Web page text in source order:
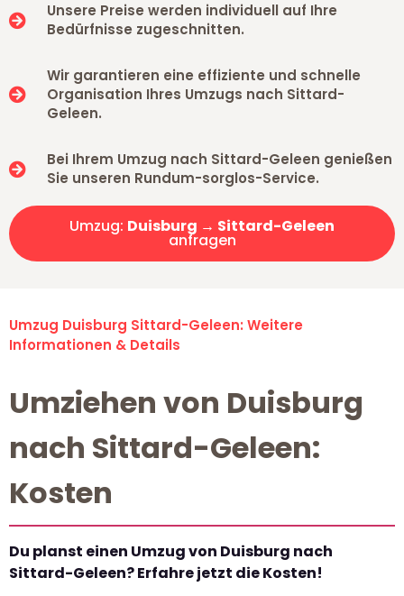
Unsere Preise werden individuell auf Ihre
Bedürfnisse zugeschnitten.
Wir garantieren eine effiziente und schnelle
Organisation Ihres Umzugs nach Sittard-
Geleen.
Bei Ihrem Umzug nach Sittard-Geleen genießen
Sie unseren Rundum-sorglos-Service.
Umzug: Duisburg → Sittard-Geleen
anfragen
Umzug Duisburg Sittard-Geleen: Weitere
Informationen & Details
Umziehen von Duisburg
nach Sittard-Geleen:
Kosten
Du planst einen Umzug von Duisburg nach
Sittard-Geleen? Erfahre jetzt die Kosten!